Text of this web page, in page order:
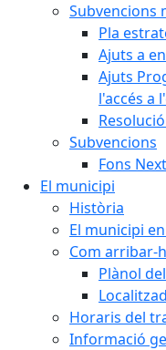
Subvencions
Pla
Ajuts a
Ajuts
l'accés a
Subvencions
Fons
El municipi
Història
El municipi
Com arribar-
Plànol
Horaris del
Informació